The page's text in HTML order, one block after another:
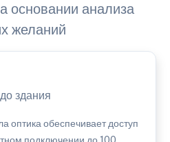
основании анализа
желаний
здания
оптика обеспечивает доступ